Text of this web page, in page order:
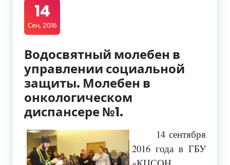
14
Сен, 2016
Водосвятный молебен в
управлении социальной
защиты. Молебен в
онкологическом
диспансере №1.
14 сентября
2016 года в ГБУ